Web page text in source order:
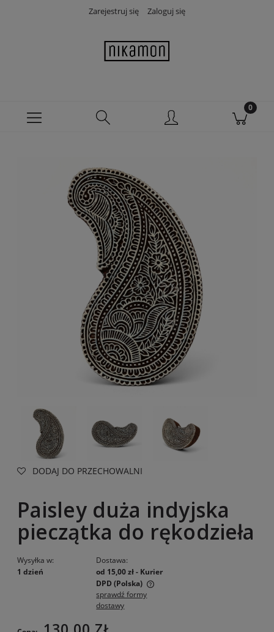
Zarejestruj się Zaloguj się
DODAJ DO PRZECHOWALNI
Paisley duża indyjska
pieczątka do rękodzieła
Wysyłka w:
1 dzień
Dostawa:
od 15,00 zł- Kurier
DPD (Polska)
Cena nie zawiera ewentualnych kosztów płatności
sprawdź formy
dostawy